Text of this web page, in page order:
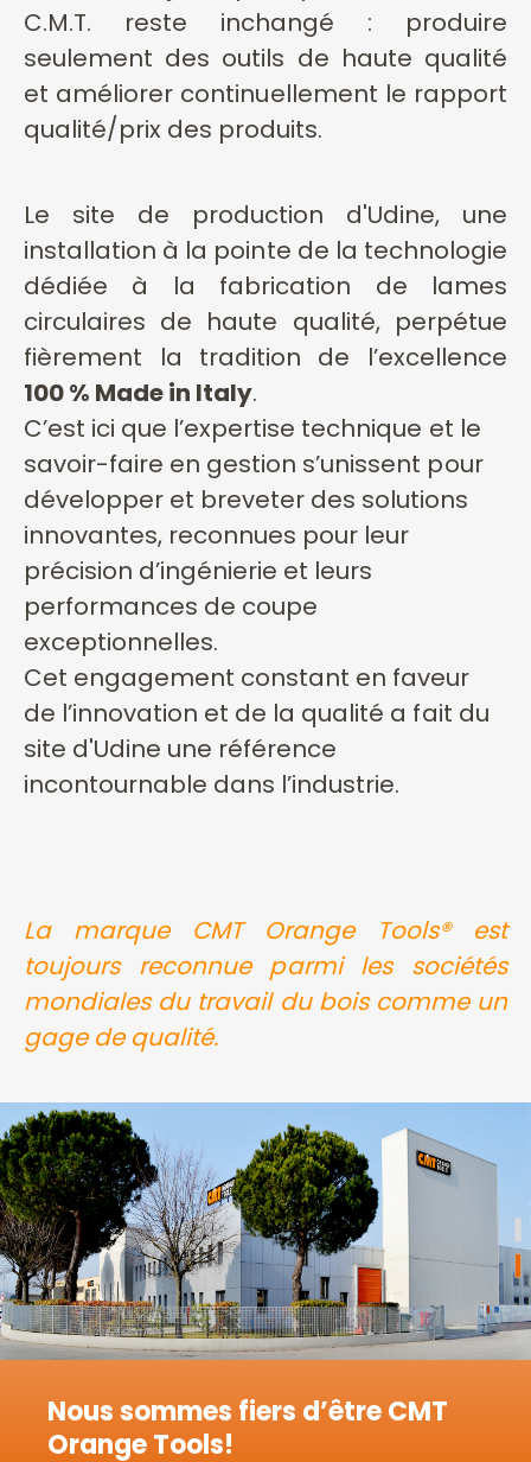
C.M.T. reste inchangé : produire
seulement des outils de haute qualité
et améliorer continuellement le rapport
qualité/prix des produits.
Le site de production d'Udine, une
installation à la pointe de la technologie
dédiée à la fabrication de lames
circulaires de haute qualité, perpétue
fièrement la tradition de l’excellence
100 % Made in Italy.
C’est ici que l’expertise technique et le
savoir-faire en gestion s’unissent pour
développer et breveter des solutions
innovantes, reconnues pour leur
précision d’ingénierie et leurs
performances de coupe
exceptionnelles.
Cet engagement constant en faveur
de l’innovation et de la qualité a fait du
site d'Udine une référence
incontournable dans l’industrie.
La marque CMT Orange Tools® est
toujours reconnue parmi les sociétés
mondiales du travail du bois comme un
gage de qualité.
Nous sommes fiers d’être CMT
Orange Tools!